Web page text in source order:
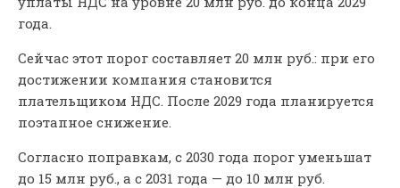
года.
Сейчас этот порог составляет 20 млн руб.: при его
достижении компания становится
плательщиком НДС. После 2029 года планируется
поэтапное снижение.
Согласно поправкам, с 2030 года порог уменьшат
до 15 млн руб., а с 2031 года — до 10 млн руб.